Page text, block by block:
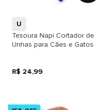
U
Tesoura Napi Cortador de
Unhas para Cães e Gatos
R$ 24,99